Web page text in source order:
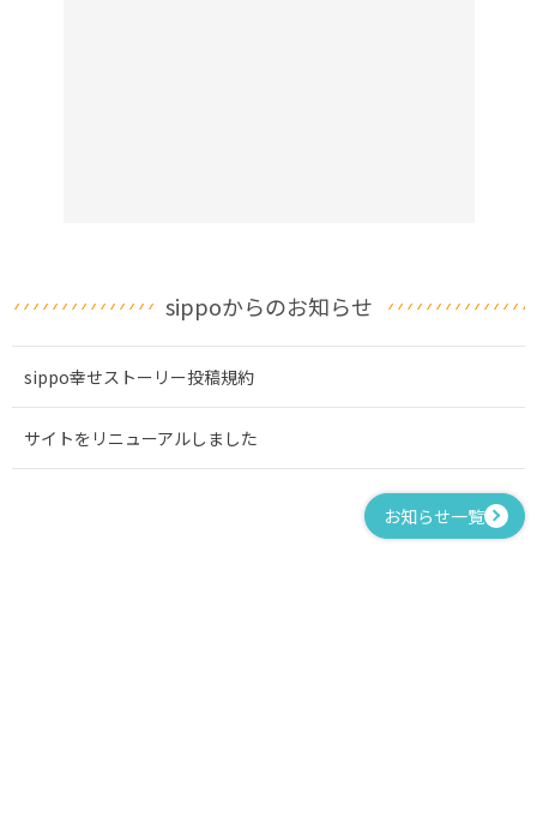
sippoからのお知らせ
sippo幸せストーリー投稿規約
サイトをリニューアルしました
お知らせ一覧